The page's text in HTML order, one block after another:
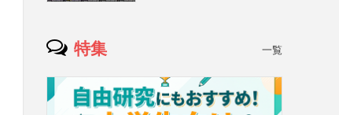
特集 一覧